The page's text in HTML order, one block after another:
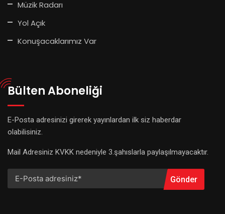
Müzik Radarı
Yol Açık
Konuşacaklarımız Var
Bülten Aboneliği
E-Posta adresinizi girerek yayınlardan ilk siz haberdar
olabilisiniz.
Mail Adresiniz KVKK nedeniyle 3.şahıslarla paylaşılmayacaktır.
Gönder